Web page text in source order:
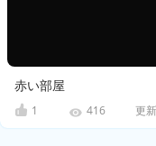
赤い部屋
1 416 更